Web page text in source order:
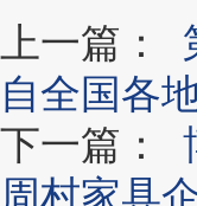
上一篇：
自全国各
下一篇：
周村家具